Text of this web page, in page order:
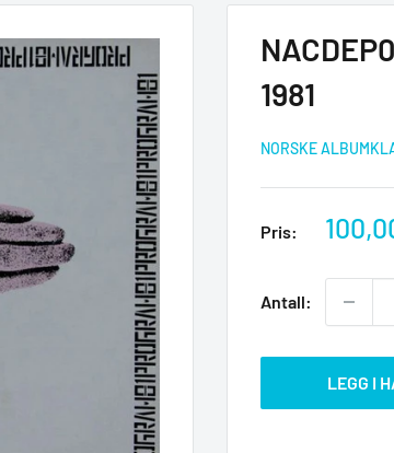
1981
NORSKE
Pris:
Antall:
LEGG I